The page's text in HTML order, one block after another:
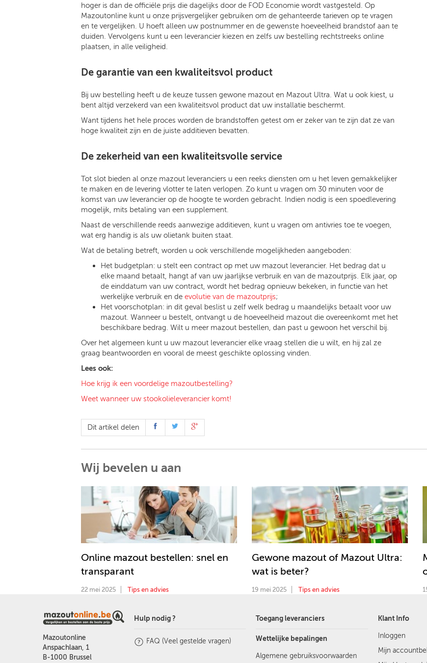
hoger is dan de officiële prijs die dagelijks door de FOD Economie wordt vastgesteld. Op
Mazoutonline kunt u onze prijsvergelijker gebruiken om de gehanteerde tarieven op te vragen
en te vergelijken. U hoeft alleen uw postnummer en de gewenste hoeveelheid brandstof aan te
duiden. Vervolgens kunt u een leverancier kiezen en zelfs uw bestelling rechtstreeks online
plaatsen, in alle veiligheid.
De garantie van een kwaliteitsvol product
Bij uw bestelling heeft u de keuze tussen gewone mazout en Mazout Ultra. Wat u ook kiest, u
bent altijd verzekerd van een kwaliteitsvol product dat uw installatie beschermt.
Want tijdens het hele proces worden de brandstoffen getest om er zeker van te zijn dat ze van
hoge kwaliteit zijn en de juiste additieven bevatten.
De zekerheid van een kwaliteitsvolle service
Tot slot bieden al onze mazout leveranciers u een reeks diensten om u het leven gemakkelijker
te maken en de levering vlotter te laten verlopen. Zo kunt u vragen om 30 minuten voor de
komst van uw leverancier op de hoogte te worden gebracht. Indien nodig is een spoedlevering
mogelijk, mits betaling van een supplement.
Naast de verschillende reeds aanwezige additieven, kunt u vragen om antivries toe te voegen,
wat erg handig is als uw olietank buiten staat.
Wat de betaling betreft, worden u ook verschillende mogelijkheden aangeboden:
Het budgetplan: u stelt een contract op met uw mazout leverancier. Het bedrag dat u
elke maand betaalt, hangt af van uw jaarlijkse verbruik en van de mazoutprijs. Elk jaar, op
de einddatum van uw contract, wordt het bedrag opnieuw bekeken, in functie van het
werkelijke verbruik en de evolutie van de mazoutprijs;
Het voorschotplan: in dit geval beslist u zelf welk bedrag u maandelijks betaalt voor uw
mazout. Wanneer u bestelt, ontvangt u de hoeveelheid mazout die overeenkomt met het
beschikbare bedrag. Wilt u meer mazout bestellen, dan past u gewoon het verschil bij.
Over het algemeen kunt u uw mazout leverancier elke vraag stellen die u wilt, en hij zal ze
graag beantwoorden en vooral de meest geschikte oplossing vinden.
Lees ook:
Hoe krijg ik een voordelige mazoutbestelling?
Weet wanneer uw stookolieleverancier komt!
Dit artikel delen
Wij bevelen u aan
Online mazout bestellen: snel en
transparant
22 mei 2025 Tips en advies
Gewone mazout of Mazout Ultra:
wat is beter?
19 mei 2025 Tips en advies
Mazoutonline
Anspachlaan, 1
B-1000 Brussel
Hulp nodig ?
FAQ (Veel gestelde vragen)
Toegang leveranciers
Wettelijke bepalingen
Algemene gebruiksvoorwaarden
Klant Info
Inloggen
Mijn